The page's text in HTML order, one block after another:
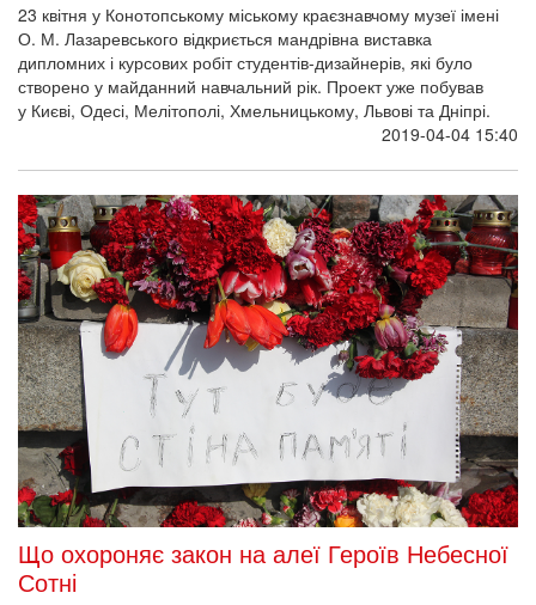
23 квітня у Конотопському міському краєзнавчому музеї імені
О. М. Лазаревського відкриється мандрівна виставка
дипломних і курсових робіт студентів-дизайнерів, які було
створено у майданний навчальний рік. Проект уже побував
у Києві, Одесі, Мелітополі, Хмельницькому, Львові та Дніпрі.
2019-04-04 15:40
Що охороняє закон на алеї Героїв Небесної
Сотні